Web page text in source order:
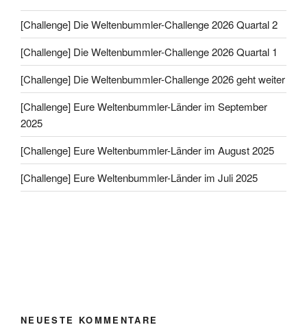
[Challenge] Die Weltenbummler-Challenge 2026 Quartal 2
[Challenge] Die Weltenbummler-Challenge 2026 Quartal 1
[Challenge] Die Weltenbummler-Challenge 2026 geht weiter
[Challenge] Eure Weltenbummler-Länder im September
2025
[Challenge] Eure Weltenbummler-Länder im August 2025
[Challenge] Eure Weltenbummler-Länder im Juli 2025
NEUESTE KOMMENTARE